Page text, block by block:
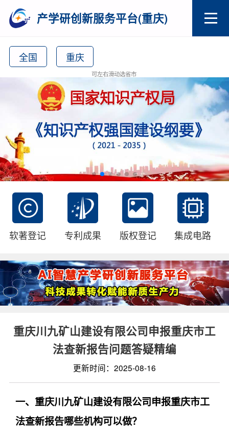
产学研创新服务平台(重庆)
全国 重庆
可左右滑动选省市
软著登记 专利成果 版权登记 集成电路
重庆川九矿山建设有限公司申报重庆市工
法查新报告问题答疑精编
更新时间：2025-08-16
一、重庆川九矿山建设有限公司申报重庆市工
法查新报告哪些机构可以做？